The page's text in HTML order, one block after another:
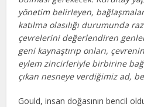
yönetim belirleyen,
katılma olasılığı durumunda
çevrelerini değerlendiren
geni kaynaştırıp onları,
eylem zincirleriyle birbirine
çıkan nesneye verdiğimiz ad,
Gould, insan doğasının bencil